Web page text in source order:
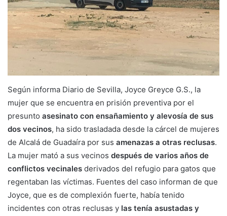
Según informa Diario de Sevilla, Joyce Greyce G.S., la
mujer que se encuentra en prisión preventiva por el
presunto asesinato con ensañamiento y alevosía de sus
dos vecinos, ha sido trasladada desde la cárcel de mujeres
de Alcalá de Guadaíra por sus amenazas a otras reclusas.
La mujer mató a sus vecinos después de varios años de
conflictos vecinales derivados del refugio para gatos que
regentaban las víctimas. Fuentes del caso informan de que
Joyce, que es de complexión fuerte, había tenido
incidentes con otras reclusas y las tenía asustadas y